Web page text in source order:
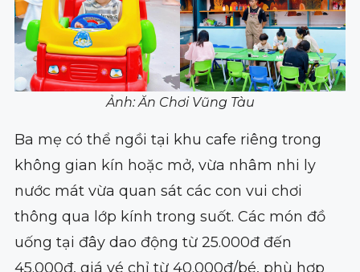
Ảnh: Ăn Chơi Vũng Tàu
Ba mẹ có thể ngồi tại khu cafe riêng trong
không gian kín hoặc mở, vừa nhâm nhi ly
nước mát vừa quan sát các con vui chơi
thông qua lớp kính trong suốt. Các món đồ
uống tại đây dao động từ 25.000đ đến
45.000đ, giá vé chỉ từ 40.000đ/bé, phù hợp